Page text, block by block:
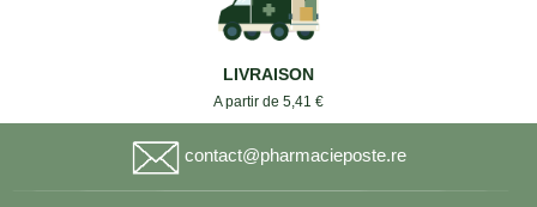
LIVRAISON
A partir de 5,41 €
contact@pharmacieposte.re